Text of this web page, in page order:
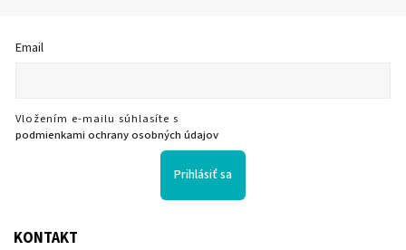
Email
Vložením e-mailu súhlasíte s
podmienkami ochrany osobných údajov
Prihlásiť sa
KONTAKT